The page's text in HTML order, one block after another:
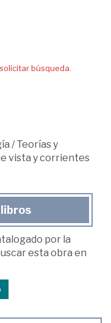
búsqueda.
/Teorías y
vista y corrientes
por la
esta obra en